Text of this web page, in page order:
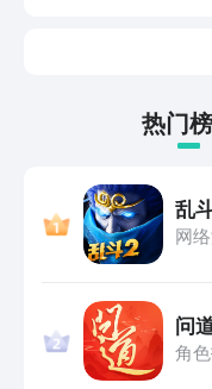
热门
乱
网
问
角